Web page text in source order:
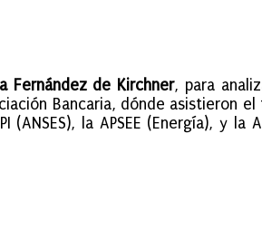
Fernández de Kirchner, para
Bancaria, dónde asistieron
la APSEE (Energía), y la